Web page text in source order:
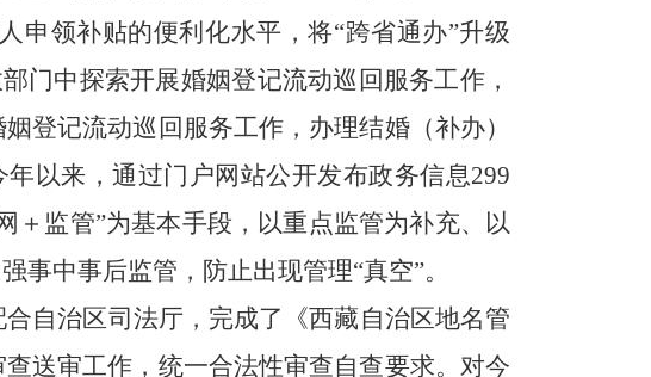
申领补贴的便利化水平，将“跨省通办”升级
门中探索开展婚姻登记流动巡回服务工作，
登记流动巡回服务工作，办理结婚（补办）
以来，通过门户网站公开发布政务信息299
＋ 监管”为基本手段，以重点监管为补充、以
事中事后监管，防止出现管理“真空”。
自治区司法厅，完成了《西藏自治区地名管
送审工作，统一合法性审查自查要求。 对今